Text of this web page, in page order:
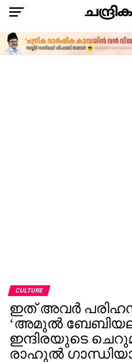
CULTURE
ഇത് അവര്‍
‘അമുല്‍
ഇന്ദിരയുടെ
രാഹുല്‍